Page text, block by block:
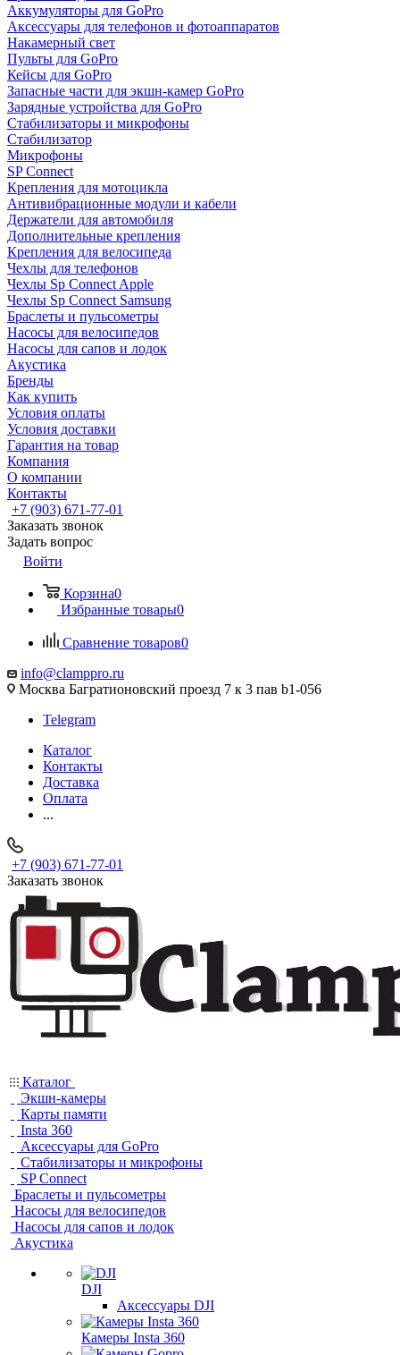
Аккумуляторы для GoPro
Аксессуары для телефонов и фотоаппаратов
Накамерный свет
Пульты для GoPro
Кейсы для GoPro
Запасные части для экшн-камер GoPro
Зарядные устройства для GoPro
Стабилизаторы и микрофоны
Стабилизатор
Микрофоны
SP Connect
Крепления для мотоцикла
Антивибрационные модули и кабели
Держатели для автомобиля
Дополнительные крепления
Крепления для велосипеда
Чехлы для телефонов
Чехлы Sp Connect Apple
Чехлы Sp Connect Samsung
Браслеты и пульсометры
Насосы для велосипедов
Насосы для сапов и лодок
Акустика
Бренды
Как купить
Условия оплаты
Условия доставки
Гарантия на товар
Компания
О компании
Контакты
+7 (903) 671-77-01
Заказать звонок
Задать вопрос
Войти
Корзина0
Избранные товары0
Сравнение товаров0
info@clamppro.ru
Москва Багратионовский проезд 7 к 3 пав b1-056
Telegram
Каталог
Контакты
Доставка
Оплата
...
+7 (903) 671-77-01
Заказать звонок
Каталог
Экшн-камеры
Карты памяти
Insta 360
Аксессуары для GoPro
Стабилизаторы и микрофоны
SP Connect
Браслеты и пульсометры
Насосы для велосипедов
Насосы для сапов и лодок
Акустика
DJI
Аксессуары DJI
Камеры Insta 360